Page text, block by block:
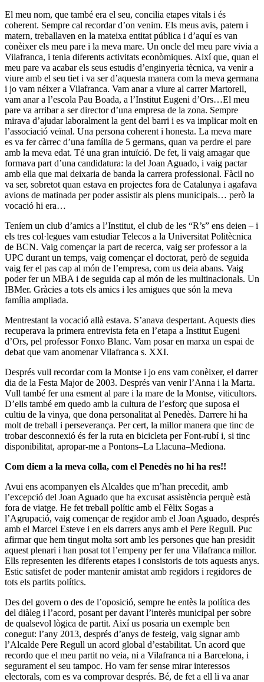
El meu nom, que també era el seu, concilia etapes vitals i és
coherent. Sempre cal recordar d’on venim. Els meus avis, patern i
matern, treballaven en la mateixa entitat pública i d’aquí es van
conèixer els meu pare i la meva mare. Un oncle del meu pare vivia a
Vilafranca, i tenia diferents activitats econòmiques. Així que, quan el
meu pare va acabar els seus estudis d’enginyeria tècnica, va venir a
viure amb el seu tiet i va ser d’aquesta manera com la meva germana
i jo vam néixer a Vilafranca. Vam anar a viure al carrer Martorell,
vam anar a l’escola Pau Boada, a l’Institut Eugeni d’Ors…El meu
pare va arribar a ser director d’una empresa de la zona. Sempre
mirava d’ajudar laboralment la gent del barri i es va implicar molt en
l’associació veïnal. Una persona coherent i honesta. La meva mare
es va fer càrrec d’una família de 5 germans, quan va perdre el pare
amb la meva edat. Té una gran intuïció. De fet, li vaig amagar que
formava part d’una candidatura: la del Joan Aguado, i vaig pactar
amb ella que mai deixaria de banda la carrera professional. Fàcil no
va ser, sobretot quan estava en projectes fora de Catalunya i agafava
avions de matinada per poder assistir als plens municipals… però la
vocació hi era…
Teníem un club d’amics a l’Institut, el club de les “R’s” ens deien – i
els tres col·legues vam estudiar Telecos a la Universitat Politècnica
de BCN. Vaig començar la part de recerca, vaig ser professor a la
UPC durant un temps, vaig començar el doctorat, però de seguida
vaig fer el pas cap al món de l’empresa, com us deia abans. Vaig
poder fer un MBA i de seguida cap al món de les multinacionals. Un
IBMer. Gràcies a tots els amics i les amigues que són la meva
família ampliada.
Mentrestant la vocació allà estava. S’anava despertant. Aquests dies
recuperava la primera entrevista feta en l’etapa a Institut Eugeni
d’Ors, pel professor Fonxo Blanc. Vam posar en marxa un espai de
debat que vam anomenar Vilafranca s. XXI.
Després vull recordar com la Montse i jo ens vam conèixer, el darrer
dia de la Festa Major de 2003. Després van venir l’Anna i la Marta.
Vull també fer una esment al pare i la mare de la Montse, viticultors.
D’ells també em quedo amb la cultura de l’esforç que suposa el
cultiu de la vinya, que dona personalitat al Penedès. Darrere hi ha
molt de treball i perseverança. Per cert, la millor manera que tinc de
trobar desconnexió és fer la ruta en bicicleta per Font-rubí i, si tinc
disponibilitat, apropar-me a Pontons–La Llacuna–Mediona.
Com diem a la meva colla, com el Penedès no hi ha res!!
Avui ens acompanyen els Alcaldes que m’han precedit, amb
l’excepció del Joan Aguado que ha excusat assistència perquè està
fora de viatge. He fet treball polític amb el Fèlix Sogas a
l’Agrupació, vaig començar de regidor amb el Joan Aguado, després
amb el Marcel Esteve i en els darrers anys amb el Pere Regull. Puc
afirmar que hem tingut molta sort amb les persones que han presidit
aquest plenari i han posat tot l’empeny per fer una Vilafranca millor.
Ells representen les diferents etapes i consistoris de tots aquests anys.
Estic satisfet de poder mantenir amistat amb regidors i regidores de
tots els partits polítics.
Des del govern o des de l’oposició, sempre he entès la política des
del diàleg i l’acord, posant per davant l’interès municipal per sobre
de qualsevol lògica de partit. Així us posaria un exemple ben
conegut: l’any 2013, després d’anys de festeig, vaig signar amb
l’Alcalde Pere Regull un acord global d’estabilitat. Un acord que
recordo que el meu partit no veia, ni a Vilafranca ni a Barcelona, i
segurament el seu tampoc. Ho vam fer sense mirar interessos
electorals, com es va comprovar després. Bé, de fet a ell li va anar